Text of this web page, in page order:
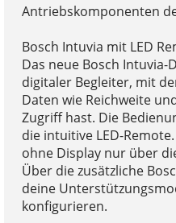
Antriebskomponenten
Bosch Intuvia mit LED
Das neue Bosch Intuvia-
digitaler Begleiter, mit
Daten wie Reichweite
Zugriff hast. Die
die intuitive LED-
ohne Display nur über
Über die zusätzliche
deine
konfigurieren.